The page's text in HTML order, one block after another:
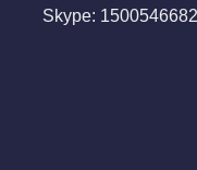
Skype: